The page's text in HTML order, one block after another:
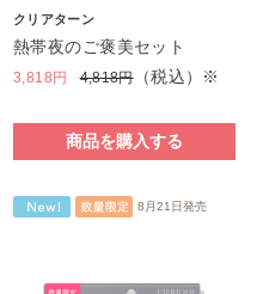
クリアターン
熱帯夜のご褒美セット
3,818円 4,818円（税込）※
商品を購入する
8月21日発売